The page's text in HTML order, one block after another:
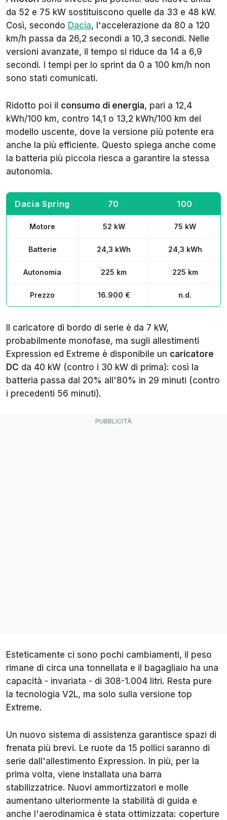
da 52 e 75 kW sostituiscono quelle da 33 e 48 kW.
Così, secondo Dacia, l'accelerazione da 80 a 120
km/h passa da 26,2 secondi a 10,3 secondi. Nelle
versioni avanzate, il tempo si riduce da 14 a 6,9
secondi. I tempi per lo sprint da 0 a 100 km/h non
sono stati comunicati.
Ridotto poi il consumo di energia, pari a 12,4
kWh/100 km, contro 14,1 o 13,2 kWh/100 km del
modello uscente, dove la versione più potente era
anche la più efficiente. Questo spiega anche come
la batteria più piccola riesca a garantire la stessa
autonomia.
Dacia Spring 70 100
Motore 52 kW 75 kW
Batterie 24,3 kWh 24,3 kWh
Autonomia 225 km 225 km
Prezzo 16.900 € n.d.
Il caricatore di bordo di serie è da 7 kW,
probabilmente monofase, ma sugli allestimenti
Expression ed Extreme è disponibile un caricatore
DC da 40 kW (contro i 30 kW di prima): così la
batteria passa dal 20% all'80% in 29 minuti (contro
i precedenti 56 minuti).
Esteticamente ci sono pochi cambiamenti, il peso
rimane di circa una tonnellata e il bagagliaio ha una
capacità - invariata - di 308-1.004 litri. Resta pure
la tecnologia V2L, ma solo sulla versione top
Extreme.
Un nuovo sistema di assistenza garantisce spazi di
frenata più brevi. Le ruote da 15 pollici saranno di
serie dall'allestimento Expression. In più, per la
prima volta, viene installata una barra
stabilizzatrice. Nuovi ammortizzatori e molle
aumentano ulteriormente la stabilità di guida e
anche l'aerodinamica è stata ottimizzata: coperture